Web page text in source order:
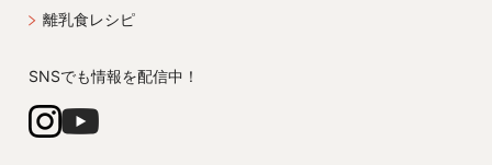
離乳食レシピ
SNSでも情報を配信中！